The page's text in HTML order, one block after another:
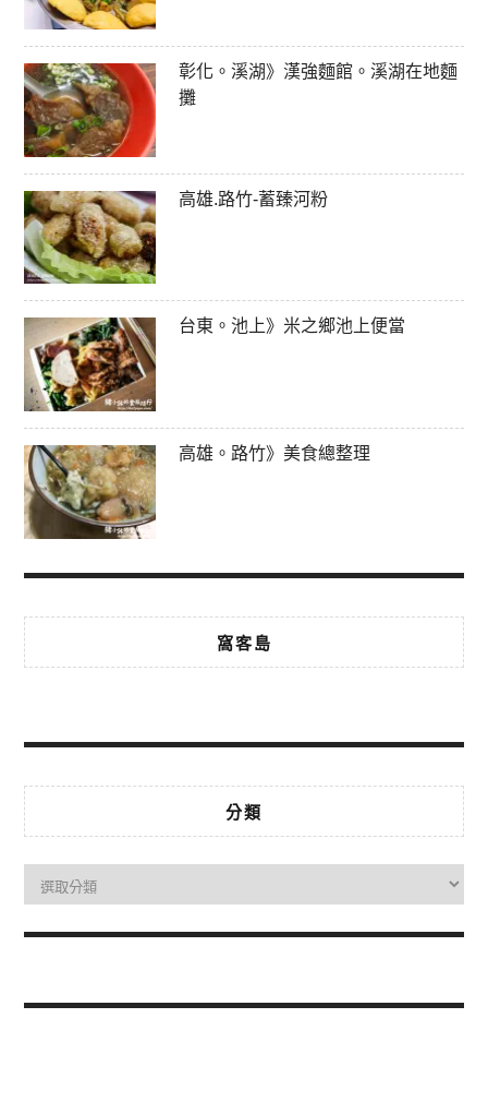
彰化。溪湖》漢強麵館。溪湖在地麵
攤
高雄.路竹-蓄臻河粉
台東。池上》米之鄉池上便當
高雄。路竹》美食總整理
窩客島
分類